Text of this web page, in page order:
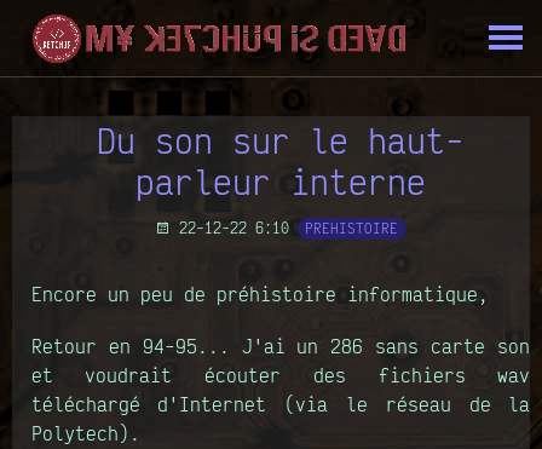
Du son sur le haut-
parleur interne
22-12-22 6:10 PREHISTOIRE
Encore un peu de préhistoire informatique,
Retour en 94-95... J'ai un 286 sans carte son
et voudrait écouter des fichiers wav
téléchargé d'Internet (via le réseau de la
Polytech).